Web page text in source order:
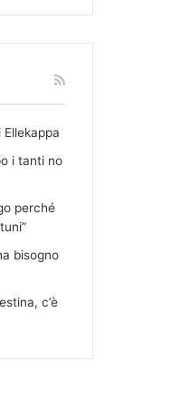
i tanti no
perché
bisogno
c’è